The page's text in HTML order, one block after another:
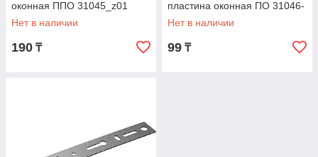
оконная ППО 31045_z01
Мастер
Нет в наличии
190 ₸
пластина оконная ПО 31046-
150-58_z01
Нет в наличии
99 ₸